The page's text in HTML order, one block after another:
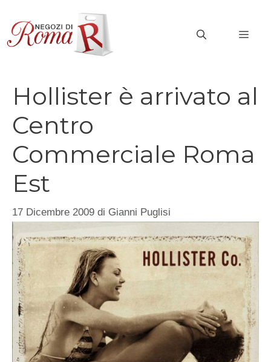
contenuto
Hollister è arrivato al
Centro
Commerciale Roma
Est
17 Dicembre 2009 di Gianni Puglisi